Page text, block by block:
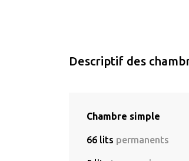
Descriptif des
Chambre simple
66 lits permanents